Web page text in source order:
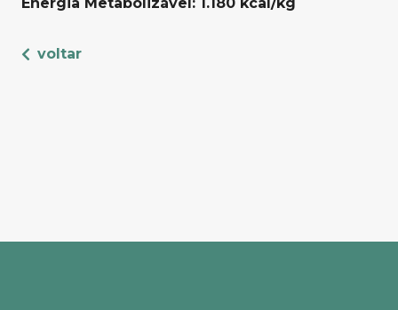
Energia Metabolizável: 1.180 kcal/kg
voltar